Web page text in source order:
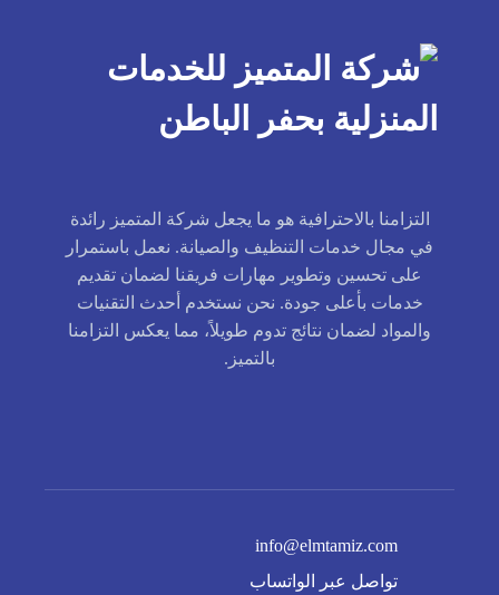
التزامنا بالاحترافية هو ما يجعل شركة المتميز رائدة
في مجال خدمات التنظيف والصيانة. نعمل باستمرار
على تحسين وتطوير مهارات فريقنا لضمان تقديم
خدمات بأعلى جودة. نحن نستخدم أحدث التقنيات
والمواد لضمان نتائج تدوم طويلاً، مما يعكس التزامنا
بالتميز.
info@elmtamiz.com
تواصل عبر الواتساب